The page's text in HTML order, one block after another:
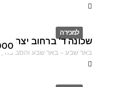
למכירה
ID
שכונה ד' ברחוב יצחק רגר
באר שבע–באר שבע והסביבה ,